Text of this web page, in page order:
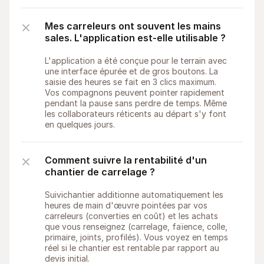
Mes carreleurs ont souvent les mains
sales. L'application est-elle utilisable ?
L'application a été conçue pour le terrain avec
une interface épurée et de gros boutons. La
saisie des heures se fait en 3 clics maximum.
Vos compagnons peuvent pointer rapidement
pendant la pause sans perdre de temps. Même
les collaborateurs réticents au départ s'y font
en quelques jours.
Comment suivre la rentabilité d'un
chantier de carrelage ?
Suivichantier additionne automatiquement les
heures de main d'œuvre pointées par vos
carreleurs (converties en coût) et les achats
que vous renseignez (carrelage, faïence, colle,
primaire, joints, profilés). Vous voyez en temps
réel si le chantier est rentable par rapport au
devis initial.